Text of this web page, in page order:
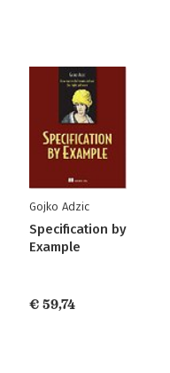
Gojko Adzic
Specification by
Example
€ 59,74